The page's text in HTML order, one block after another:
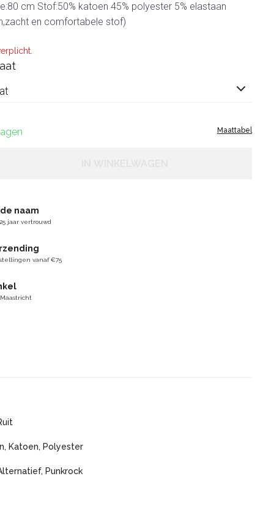
cm Stof:50% katoen 45% polyester 5% elastaan
en comfortabele stof)
Maattabel
naam
jaar vertrouwd
vanaf €75
Katoen, Polyester
Punkrock